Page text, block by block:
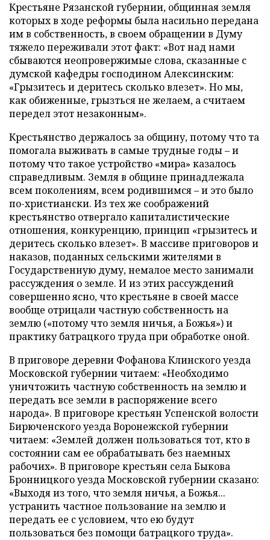
Крестьяне Рязанской губернии, общинная земля
которых в ходе реформы была насильно передана
им в собственность, в своем обращении в Думу
тяжело переживали этот факт: «Вот над нами
сбываются неопровержимые слова, сказанные с
думской кафедры господином Алексинским:
«Грызитесь и деритесь сколько влезет». Но мы,
как обиженные, грызться не желаем, а считаем
передел этот незаконным».
Крестьянство держалось за общину, потому что та
помогала выживать в самые трудные годы – и
потому что такое устройство «мира» казалось
справедливым. Земля в общине принадлежала
всем поколениям, всем родившимся – и это было
по-христиански. Из тех же соображений
крестьянство отвергало капиталистические
отношения, конкуренцию, принцип «грызитесь и
деритесь сколько влезет». В массиве приговоров и
наказов, поданных сельскими жителями в
Государственную думу, немалое место занимали
рассуждения о земле. И из этих рассуждений
совершенно ясно, что крестьяне в своей массе
вообще отрицали частную собственность на
землю («потому что земля ничья, а Божья») и
практику батрацкого труда при обработке оной.
В приговоре деревни Фофанова Клинского уезда
Московской губернии читаем: «Необходимо
уничтожить частную собственность на землю и
передать все земли в распоряжение всего
народа». В приговоре крестьян Успенской волости
Бирюченского уезда Воронежской губернии
читаем: «Землей должен пользоваться тот, кто в
состоянии сам ее обрабатывать без наемных
рабочих». В приговоре крестьян села Быкова
Бронницкого уезда Московской губернии сказано:
«Выходя из того, что земля ничья, а Божья...
устранить частное пользование на землю и
передать ее с условием, что ею будут
пользоваться без помощи батрацкого труда».